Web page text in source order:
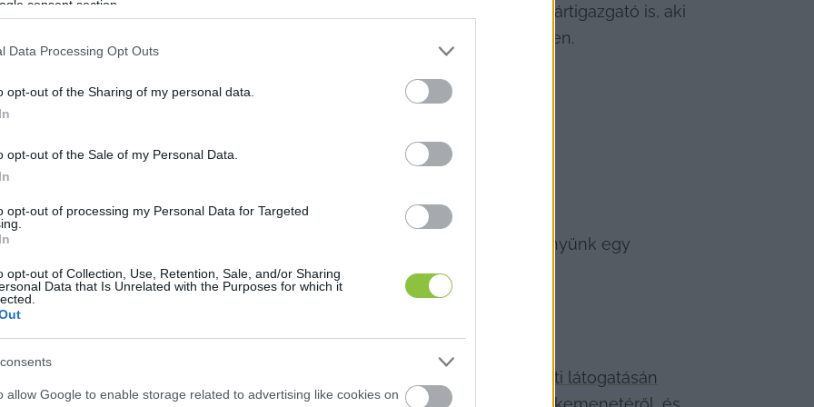
consent section.
Data Processing Opt Outs
opt-out of the Sharing of my personal data.
opt-out of the Sale of my Personal Data.
opt-out of processing my Personal Data for Targeted
opt-out of Collection, Use, Retention, Sale, and/or Sharing
Data that Is Unrelated with the Purposes for which it
allow Google to enable storage related to advertising like cookies on
És persze képviseltette magát az eseményen Szabadi István pártigazgató is, aki
képviselőjelöltje volt, méghozzá a kiskunhalasi választókörzetben.
már korábban meglátogató Toroczkai László, és mi volt a véleményünk egy
vadabb esetben Tisza-Mi Hazánk koalícióról?
a Hírösvárosban
szó esik az azóta már parkolópályára küldött Orbán Viktor
kecskeméti látogatásán